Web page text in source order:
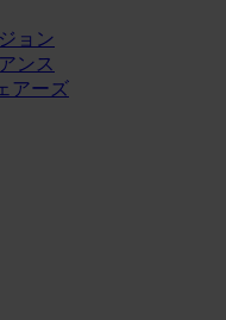
ョン
ンス
アーズ